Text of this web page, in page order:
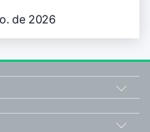
de 2026